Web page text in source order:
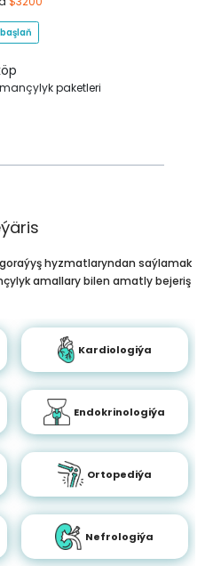
paketleri
hyzmatlaryndan saýlamak
amallary bilen amatly bejeriş
Kardiologiýa
Endokrinologiýa
Ortopediýa
Nefrologiýa